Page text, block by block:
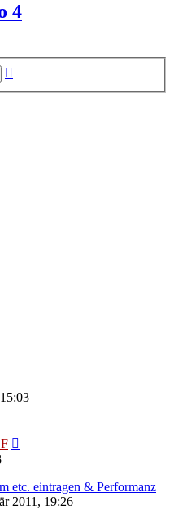
4
etc. eintragen & Performanz
2011, 19:26